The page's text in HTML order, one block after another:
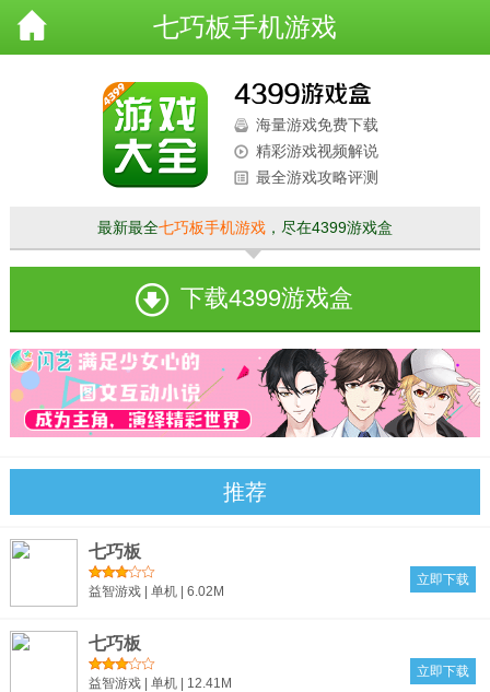
七巧板手机游戏
海量游戏免费下载
精彩游戏视频解说
最全游戏攻略评测
最新最全七巧板手机游戏，尽在4399游戏盒
下载4399游戏盒
推荐
七巧板
益智游戏 | 单机 | 6.02M
立即下载
七巧板
益智游戏 | 单机 | 12.41M
立即下载